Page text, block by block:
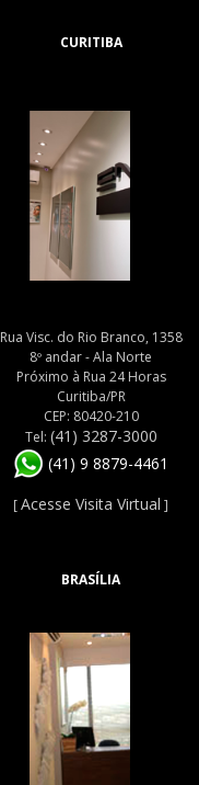
CURITIBA
Rua Visc. do Rio Branco, 1358
8º andar - Ala Norte
Próximo à Rua 24 Horas
Curitiba/PR
CEP: 80420-210
Tel: (41) 3287-3000
(41) 9 8879-4461
[Acesse Visita Virtual ]
BRASÍLIA